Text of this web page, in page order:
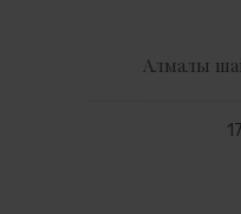
Алмалы шай